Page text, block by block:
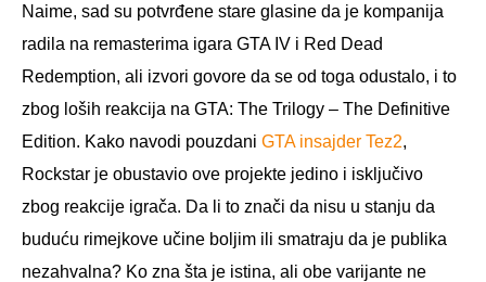
Naime, sad su potvrđene stare glasine da je kompanija
radila na remasterima igara GTA IV i Red Dead
Redemption, ali izvori govore da se od toga odustalo, i to
zbog loših reakcija na GTA: The Trilogy – The Definitive
Edition. Kako navodi pouzdani GTA insajder Tez2,
Rockstar je obustavio ove projekte jedino i isključivo
zbog reakcije igrača. Da li to znači da nisu u stanju da
buduću rimejkove učine boljim ili smatraju da je publika
nezahvalna? Ko zna šta je istina, ali obe varijante ne